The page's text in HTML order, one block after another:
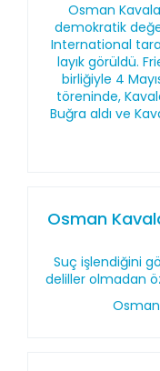
Osman
demokratik
International
layık görüldü.
birliğiyle 4
töreninde,
Buğra aldı ve
Osman
Suç işlendiğini
deliller olmadan